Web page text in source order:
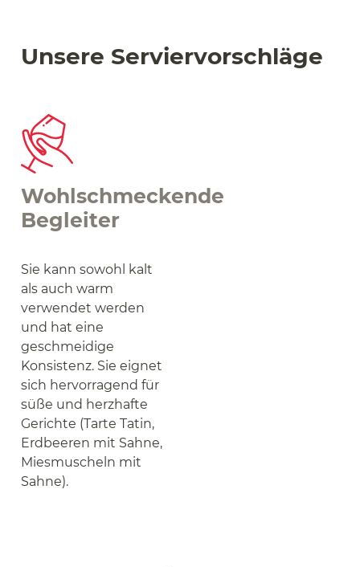
Unsere Serviervorschläge
Wohlschmeckende
Begleiter
Sie kann sowohl kalt
als auch warm
verwendet werden
und hat eine
geschmeidige
Konsistenz. Sie eignet
sich hervorragend für
süße und herzhafte
Gerichte (Tarte Tatin,
Erdbeeren mit Sahne,
Miesmuscheln mit
Sahne).